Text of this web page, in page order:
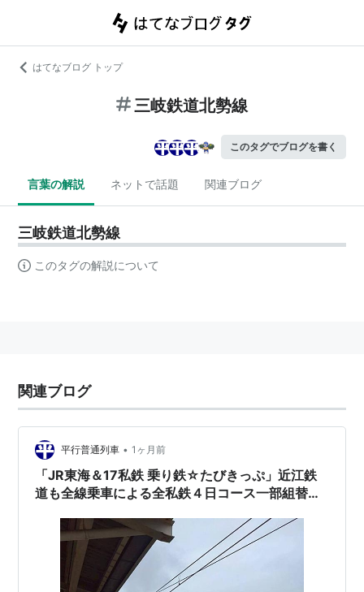
はてなブログ トップ
三岐鉄道北勢線
このタグでブログを書く
言葉の解説 ネットで話題 関連ブログ
三岐鉄道北勢線
このタグの解説について
関連ブログ
平行普通列車 • 1ヶ月前
「JR東海＆17私鉄 乗り鉄☆たびきっぷ」近江鉄
道も全線乗車による全私鉄４日コース一部組替変